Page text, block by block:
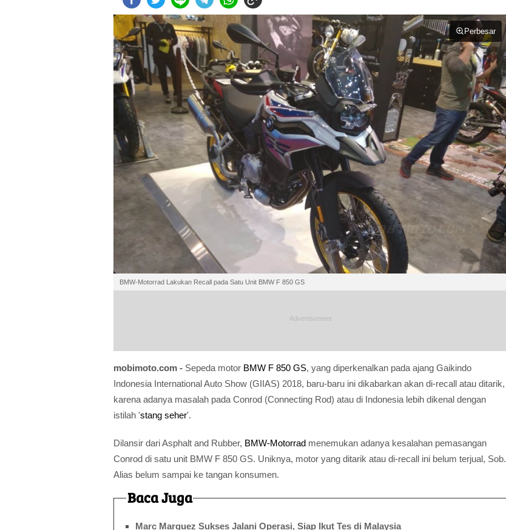
Perbesar
BMW-Motorrad Lakukan Recall pada Satu Unit BMW F 850 GS
mobimoto.com - Sepeda motor BMW F 850 GS, yang diperkenalkan pada ajang Gaikindo
Indonesia International Auto Show (GIIAS) 2018, baru-baru ini dikabarkan akan di-recall atau ditarik,
karena adanya masalah pada Conrod (Connecting Rod) atau di Indonesia lebih dikenal dengan
istilah 'stang seher'.
Dilansir dari Asphalt and Rubber, BMW-Motorrad menemukan adanya kesalahan pemasangan
Conrod di satu unit BMW F 850 GS. Uniknya, motor yang ditarik atau di-recall ini belum terjual, Sob.
Alias belum sampai ke tangan konsumen.
Baca Juga
Marc Marquez Sukses Jalani Operasi, Siap Ikut Tes di Malaysia